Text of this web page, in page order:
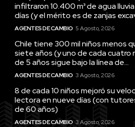
infiltraron 10.400 m³ de agua
días (y el mérito es de zanjas
AGENTES DE CAMBIO 5 Agosto, 2026
Chile tiene 300 mil niños menos
siete años (y uno de cada cuatro
de 5 años sigue bajo la línea de...
AGENTES DE CAMBIO 3 Agosto, 2026
8 de cada 10 niños mejoró su
lectora en nueve días (con
de 60 años)
AGENTES DE CAMBIO 3 Agosto, 2026